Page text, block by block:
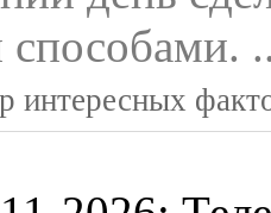
способами.
интересных